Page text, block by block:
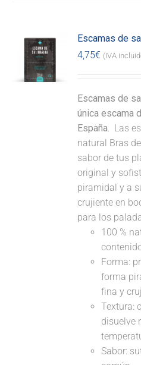
Escamas de
4,75€ (IVA
Escamas de
única escama
España. Las
natural Bras
sabor de tus
original y
piramidal y a
crujiente en
para los
100 %
Forma:
forma
fina y
Textura:
disuelve
Sabor: